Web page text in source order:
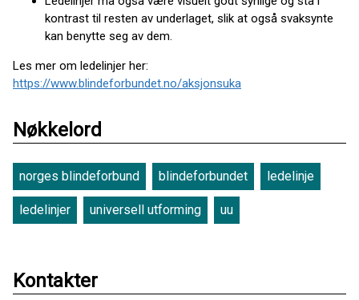
kontrast til resten av underlaget, slik at også svaksynte
kan benytte seg av dem.
Les mer om ledelinjer her:
https://www.blindeforbundet.no/aksjonsuka
Nøkkelord
norges blindeforbund blindeforbundet ledelinje
ledelinjer universell utforming uu
Kontakter